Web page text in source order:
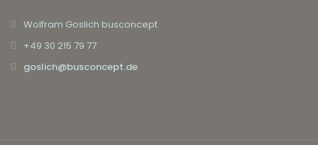
Wolfram Goslich busconcept
+49 30 215 79 77
goslich@busconcept.de